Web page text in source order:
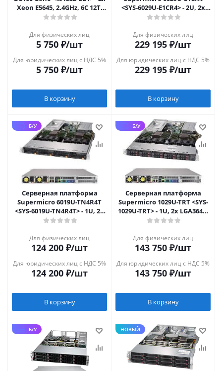
Xeon E5645, 2.4GHz, 6C 12T,
LGA1366
Для физических лиц
5 750 ₽/шт
Для юридических лиц с НДС 5%
5 750 ₽/шт
В корзину
<SYS-6029U-E1CR4> - 2U, 2x
LGA3647, 12x 3.5", 4xGbE,
Для физических лиц
229 195 ₽/шт
Для юридических лиц с НДС 5%
229 195 ₽/шт
В корзину
Б/У
Серверная платформа
Supermicro 6019U-TN4R4T
<SYS-6019U-TN4R4T> - 1U, 2x
LGA3647, 4x 3.5", 4x10GbE
Для физических лиц
124 200 ₽/шт
Для юридических лиц с НДС 5%
124 200 ₽/шт
В корзину
Б/У
Серверная платформа
Supermicro 1029U-TRT <SYS-
1029U-TRT> - 1U, 2x LGA3647,
10x 2.5", 2x10GbE
Для физических лиц
143 750 ₽/шт
Для юридических лиц с НДС 5%
143 750 ₽/шт
В корзину
Б/У НОВЫЙ